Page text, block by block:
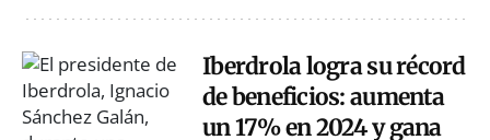
Iberdrola logra su récord
de beneficios: aumenta
un 17% en 2024 y gana